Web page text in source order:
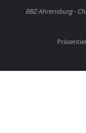
BBZ Ahrensburg -